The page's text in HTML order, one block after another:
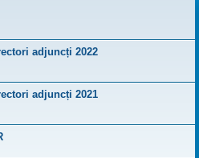
adjuncți 2022
adjuncți 2021